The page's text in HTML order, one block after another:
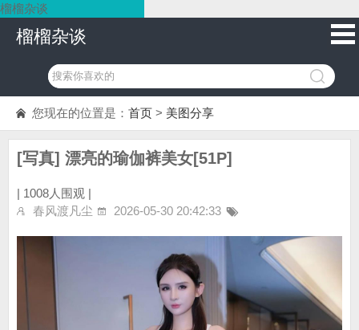
榴榴杂谈
榴榴杂谈
您现在的位置是： 首页 > 美图分享
[写真] 漂亮的瑜伽裤美女[51P]
| 1008人围观 |
春风渡凡尘
2026-05-30 20:42:33